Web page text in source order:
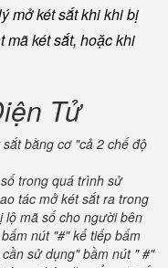
mở két sắt khi khi bị
mã két sắt, hoặc khi
Tử
bằng cơ "cả 2 chế độ
trong quá trình sử
tác mở két sắt ra trong
lộ mã số cho người bên
nút "#" kế tiếp bấm
sử dụng" bầm nút " #"